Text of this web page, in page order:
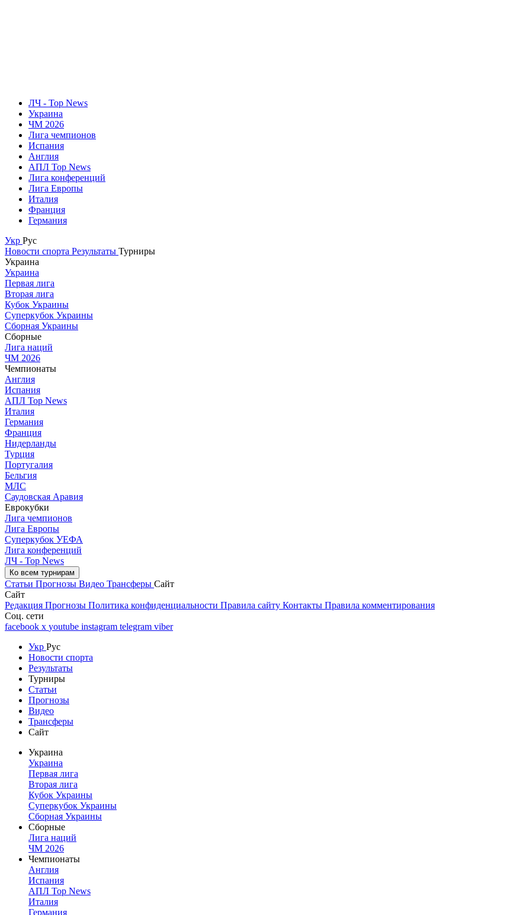
ЛЧ - Top News
Украина
ЧМ 2026
Лига чемпионов
Испания
Англия
АПЛ Top News
Лига конференций
Лига Европы
Италия
Франция
Германия
Укр Рус
Новости спорта Результаты Турниры
Украина
Украина
Первая лига
Вторая лига
Кубок Украины
Суперкубок Украины
Сборная Украины
Сборные
Лига наций
ЧМ 2026
Чемпионаты
Англия
Испания
АПЛ Top News
Италия
Германия
Франция
Нидерланды
Турция
Португалия
Бельгия
МЛС
Саудовская Аравия
Еврокубки
Лига чемпионов
Лига Европы
Суперкубок УЕФА
Лига конференций
ЛЧ - Top News
Ко всем турнирам
Статьи Прогнозы Видео Трансферы Сайт
Сайт
Редакция Прогнозы Политика конфиденциальности Правила сайту Контакты Правила комментирования
Соц. сети
facebook x youtube instagram telegram viber
Укр Рус
Новости спорта
Результаты
Турниры
Статьи
Прогнозы
Видео
Трансферы
Сайт
Украина
Украина
Первая лига
Вторая лига
Кубок Украины
Суперкубок Украины
Сборная Украины
Сборные
Лига наций
ЧМ 2026
Чемпионаты
Англия
Испания
АПЛ Top News
Италия
Германия